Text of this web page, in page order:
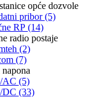
opće dozvole
pribor (5)
RP (14)
radio postaje
(2)
(7)
AC (5)
DC (33)